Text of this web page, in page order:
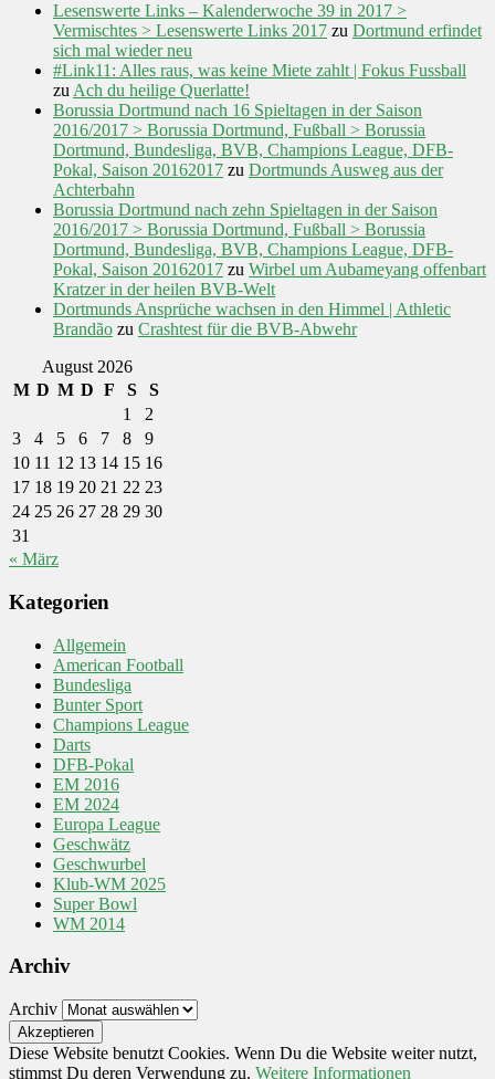
Lesenswerte Links – Kalenderwoche 39 in 2017 >
Vermischtes > Lesenswerte Links 2017 zu Dortmund erfindet
sich mal wieder neu
#Link11: Alles raus, was keine Miete zahlt | Fokus Fussball
zu Ach du heilige Querlatte!
Borussia Dortmund nach 16 Spieltagen in der Saison
2016/2017 > Borussia Dortmund, Fußball > Borussia
Dortmund, Bundesliga, BVB, Champions League, DFB-
Pokal, Saison 20162017 zu Dortmunds Ausweg aus der
Achterbahn
Borussia Dortmund nach zehn Spieltagen in der Saison
2016/2017 > Borussia Dortmund, Fußball > Borussia
Dortmund, Bundesliga, BVB, Champions League, DFB-
Pokal, Saison 20162017 zu Wirbel um Aubameyang offenbart
Kratzer in der heilen BVB-Welt
Dortmunds Ansprüche wachsen in den Himmel | Athletic
Brandão zu Crashtest für die BVB-Abwehr
August 2026
M D M D F S
S
1
2
3
4 5 6 7 8
9
10 11 12 13 14 15 16
17 18 19 20 21 22 23
24 25 26 27 28 29 30
31
« März
Kategorien
Allgemein
American Football
Bundesliga
Bunter Sport
Champions League
Darts
DFB-Pokal
EM 2016
EM 2024
Europa League
Geschwätz
Geschwurbel
Klub-WM 2025
Super Bowl
WM 2014
Archiv
Archiv
Diese Website benutzt Cookies. Wenn Du die Website weiter nutzt,
stimmst Du deren Verwendung zu. Weitere Informationen